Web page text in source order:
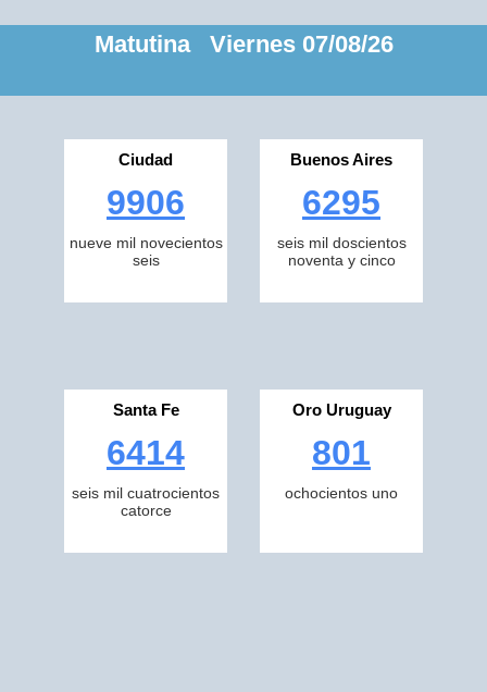
Matutina Viernes 07/08/26
Ciudad
9906
nueve mil novecientos
seis
Buenos Aires
6295
seis mil doscientos
noventa y cinco
Santa Fe
6414
seis mil cuatrocientos
catorce
Oro Uruguay
801
ochocientos uno